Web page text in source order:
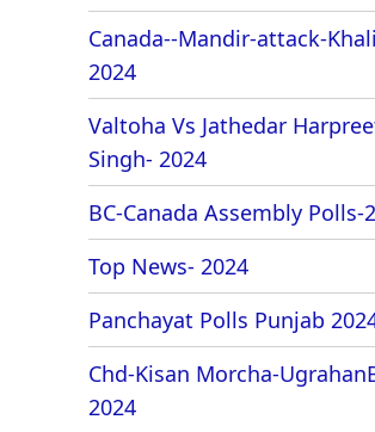
Canada--Mandir-attack-
2024
Valtoha Vs Jathedar
Singh- 2024
BC-Canada Assembly Polls-
Top News- 2024
Panchayat Polls Punjab
Chd-Kisan Morcha-
2024